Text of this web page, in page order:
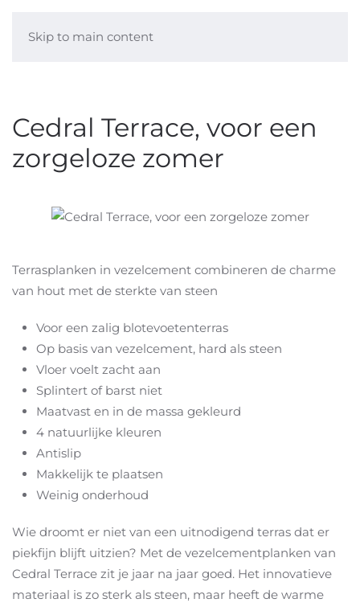
Skip to main content
Cedral Terrace, voor een
zorgeloze zomer
Terrasplanken in vezelcement combineren de charme
van hout met de sterkte van steen
Voor een zalig blotevoetenterras
Op basis van vezelcement, hard als steen
Vloer voelt zacht aan
Splintert of barst niet
Maatvast en in de massa gekleurd
4 natuurlijke kleuren
Antislip
Makkelijk te plaatsen
Weinig onderhoud
Wie droomt er niet van een uitnodigend terras dat er
piekfijn blijft uitzien? Met de vezelcementplanken van
Cedral Terrace zit je jaar na jaar goed. Het innovatieve
materiaal is zo sterk als steen, maar heeft de warme